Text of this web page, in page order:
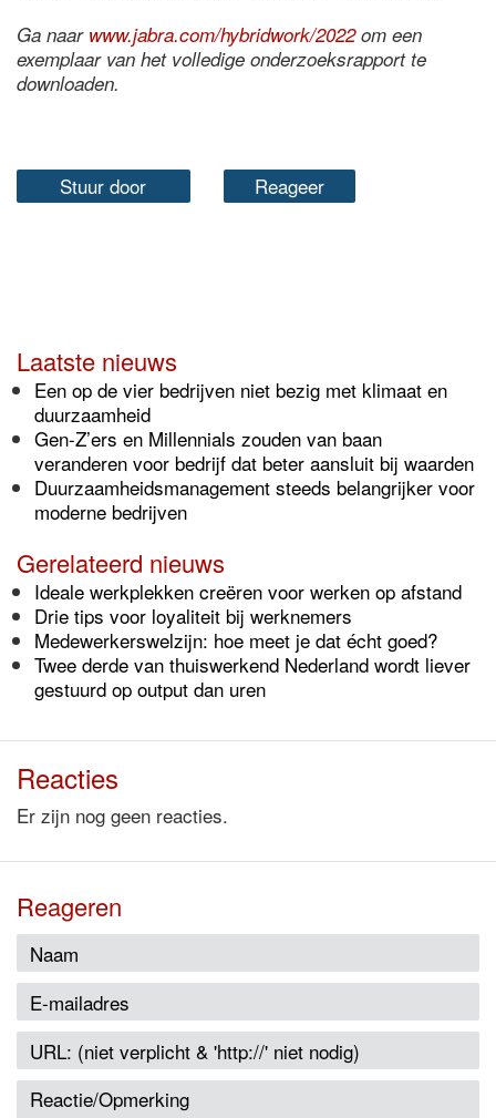
Ga naar www.jabra.com/hybridwork/2022om een
exemplaar van het volledige onderzoeksrapport te
downloaden.
Stuur door Reageer
Laatste nieuws
Een op de vier bedrijven niet bezig met klimaat en
duurzaamheid
Gen-Z’ers en Millennials zouden van baan
veranderen voor bedrijf dat beter aansluit bij waarden
Duurzaamheidsmanagement steeds belangrijker voor
moderne bedrijven
Gerelateerd nieuws
Ideale werkplekken creëren voor werken op afstand
Drie tips voor loyaliteit bij werknemers
Medewerkerswelzijn: hoe meet je dat écht goed?
Twee derde van thuiswerkend Nederland wordt liever
gestuurd op output dan uren
Reacties
Er zijn nog geen reacties.
Reageren